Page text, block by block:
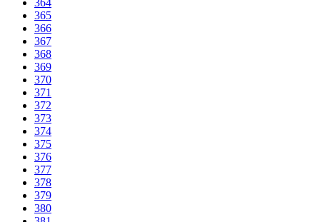
364
365
366
367
368
369
370
371
372
373
374
375
376
377
378
379
380